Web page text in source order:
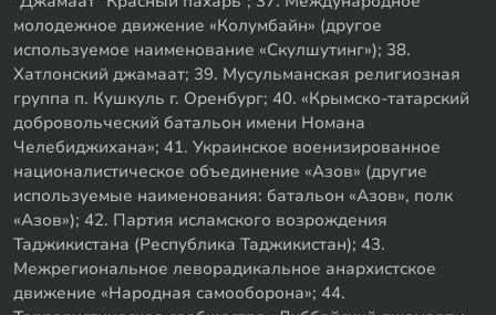
молодежное движение «Колумбайн» (другое
используемое наименование «Скулшутинг»); 38.
Хатлонский джамаат; 39. Мусульманская религиозная
группа п. Кушкуль г. Оренбург; 40. «Крымско-татарский
добровольческий батальон имени Номана
Челебиджихана»; 41. Украинское военизированное
националистическое объединение «Азов» (другие
используемые наименования: батальон «Азов», полк
«Азов»); 42. Партия исламского возрождения
Таджикистана (Республика Таджикистан); 43.
Межрегиональное леворадикальное анархистское
движение «Народная самооборона»; 44.